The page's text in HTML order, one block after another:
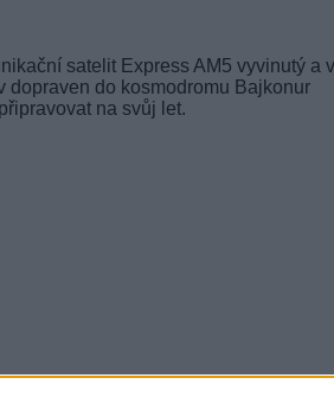
satelit Express AM5 vyvinutý a
dopraven do kosmodromu Bajkonur
na svůj let.